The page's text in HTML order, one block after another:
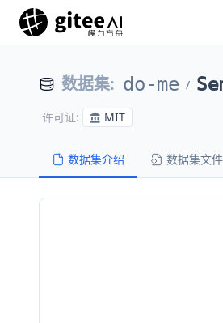
数据集: do-me /
许可证: MIT
数据集介绍 数据集文件